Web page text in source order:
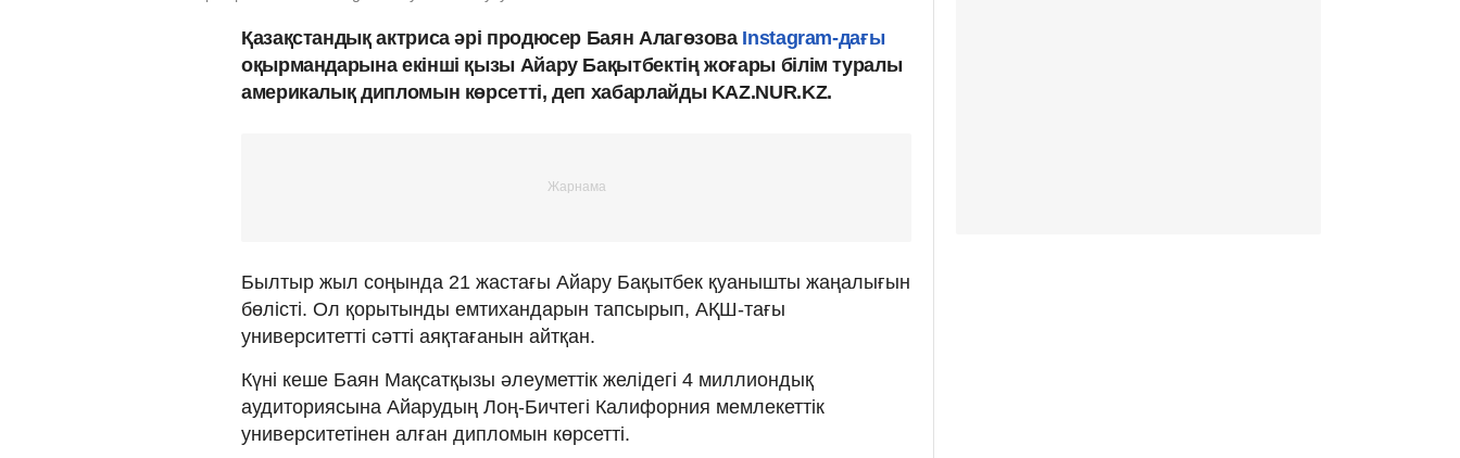
Қазақстандық актриса әрі продюсер Баян Алагөзова Instagram-дағы
оқырмандарына екінші қызы Айару Бақытбектің жоғары білім туралы
америкалық дипломын көрсетті, деп хабарлайды KAZ.NUR.KZ.
Былтыр жыл соңында 21 жастағы Айару Бақытбек қуанышты жаңалығын
бөлісті. Ол қорытынды емтихандарын тапсырып, АҚШ-тағы
университетті сәтті аяқтағанын айтқан.
Күні кеше Баян Мақсатқызы әлеуметтік желідегі 4 миллиондық
аудиториясына Айарудың Лоң-Бичтегі Калифорния мемлекеттік
университетінен алған дипломын көрсетті.